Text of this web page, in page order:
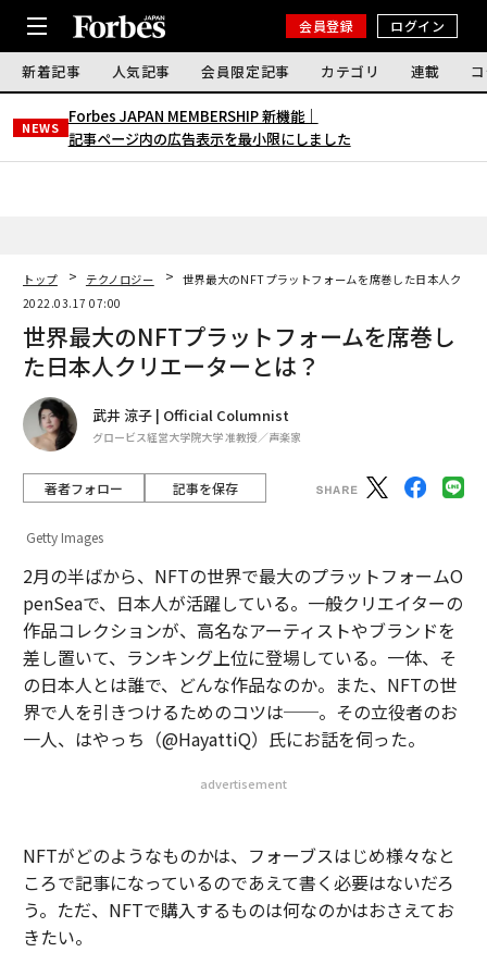
会員登録 ログイン
新着記事 人気記事 会員限定記事 カテゴリ 連載
NEWS
Forbes JAPAN MEMBERSHIP 新機能｜
記事ページ内の広告表示を最小限にしました
トップ テクノロジー
世界最大のNFTプラットフォームを席巻した日本人クリ
2022.03.17 07:00
世界最大のNFTプラットフォームを席巻し
た日本人クリエーターとは？
武井 涼子 | Official Columnist
グロービス経営大学院大学 准教授／声楽家
著者フォロー 記事を保存
Getty Images
2月の半ばから、NFTの世界で最大のプラットフォームO
penSeaで、日本人が活躍している。一般クリエイターの
作品コレクションが、高名なアーティストやブランドを
差し置いて、ランキング上位に登場している。一体、そ
の日本人とは誰で、どんな作品なのか。また、NFTの世
界で人を引きつけるためのコツは──。その立役者のお
一人、はやっち（@HayattiQ）氏にお話を伺った。
advertisement
NFTがどのようなものかは、フォーブスはじめ様々なと
ころで記事になっているのであえて書く必要はないだろ
う。ただ、NFTで購入するものは何なのかはおさえてお
きたい。